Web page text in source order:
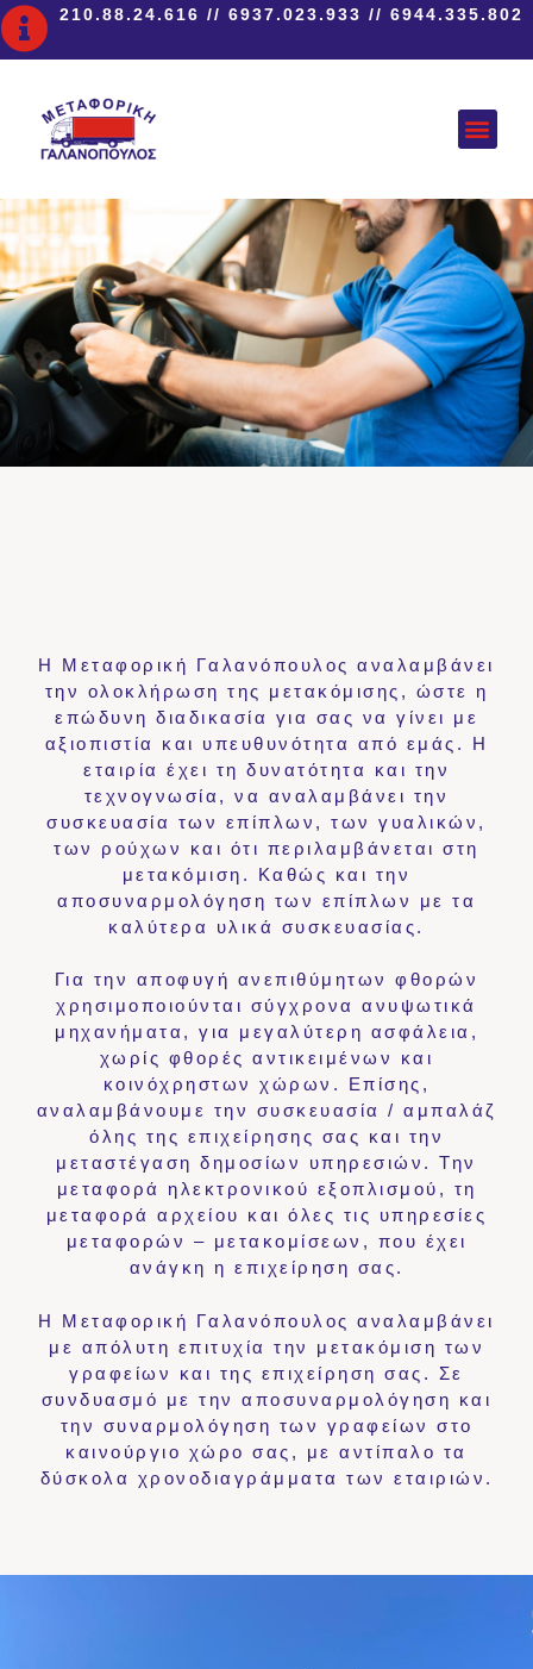
210.88.24.616 // 6937.023.933 // 6944.335.802
Η Μεταφορική Γαλανόπουλος αναλαμβάνει
την ολοκλήρωση της μετακόμισης, ώστε η
επώδυνη διαδικασία για σας να γίνει με
αξιοπιστία και υπευθυνότητα από εμάς. Η
εταιρία έχει τη δυνατότητα και την
τεχνογνωσία, να αναλαμβάνει την
συσκευασία των επίπλων, των γυαλικών,
των ρούχων και ότι περιλαμβάνεται στη
μετακόμιση. Καθώς και την
αποσυναρμολόγηση των επίπλων με τα
καλύτερα υλικά συσκευασίας.
Για την αποφυγή ανεπιθύμητων φθορών
χρησιμοποιούνται σύγχρονα ανυψωτικά
μηχανήματα, για μεγαλύτερη ασφάλεια,
χωρίς φθορές αντικειμένων και
κοινόχρηστων χώρων. Επίσης,
αναλαμβάνουμε την συσκευασία / αμπαλάζ
όλης της επιχείρησης σας και την
μεταστέγαση δημοσίων υπηρεσιών. Την
μεταφορά ηλεκτρονικού εξοπλισμού, τη
μεταφορά αρχείου και όλες τις υπηρεσίες
μεταφορών – μετακομίσεων, που έχει
ανάγκη η επιχείρηση σας.
Η Μεταφορική Γαλανόπουλος αναλαμβάνει
με απόλυτη επιτυχία την μετακόμιση των
γραφείων και της επιχείρηση σας. Σε
συνδυασμό με την αποσυναρμολόγηση και
την συναρμολόγηση των γραφείων στο
καινούργιο χώρο σας, με αντίπαλο τα
δύσκολα χρονοδιαγράμματα των εταιριών.